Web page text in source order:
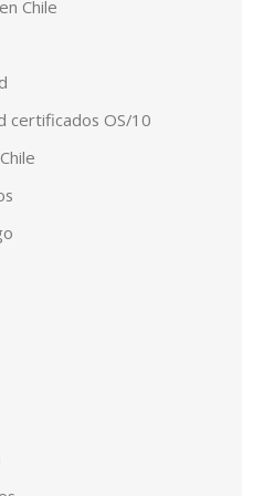
Chile
certificados OS/10